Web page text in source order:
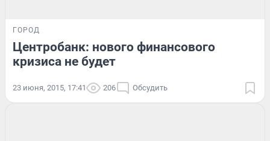
ГОРОД
Центробанк: нового финансового
кризиса не будет
23 июня, 2015, 17:41 206 Обсудить